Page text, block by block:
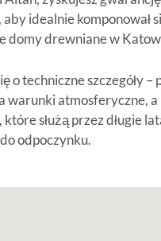
idealnie komponował
domy drewniane w
techniczne szczegóły
atmosferyczne,
służą przez długie
odpoczynku.